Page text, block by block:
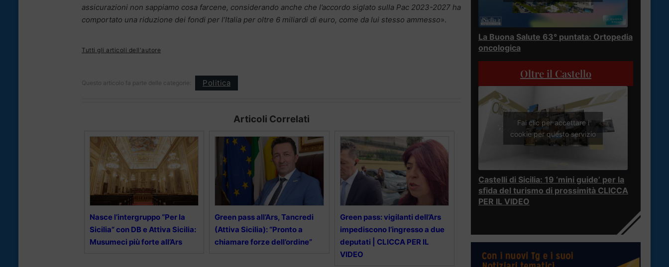
assicurazioni non sappiamo cosa farcene, considerando anche che l’accordo siglato sulla Pac 2023-2027 ha
comportato una riduzione dei fondi per l’Italia per oltre 6 miliardi di euro, come da lui stesso ammesso».
Tutti gli articoli dell'autore
Questo articolo fa parte delle categorie: Politica
Articoli Correlati
Nasce l’intergruppo “Per la
Sicilia” con DB e Attiva Sicilia:
Musumeci più forte all’Ars
Green pass all’Ars, Tancredi
(Attiva Sicilia): “Pronto a
chiamare forze dell’ordine”
Green pass: vigilanti dell’Ars
impediscono l’ingresso a due
deputati | CLICCA PER IL
VIDEO
La Buona Salute 63° puntata: Ortopedia
oncologica
Oltre il Castello
Fai clic per accettare i
cookie per questo servizio
Castelli di Sicilia: 19 ‘mini guide’ per la
sfida del turismo di prossimità CLICCA
PER IL VIDEO